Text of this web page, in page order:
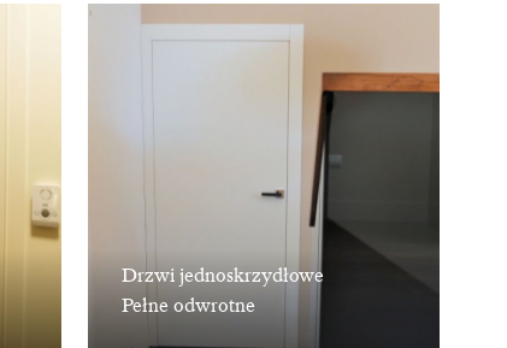
Drzwi jednoskrzydłowe
Pełne odwrotne